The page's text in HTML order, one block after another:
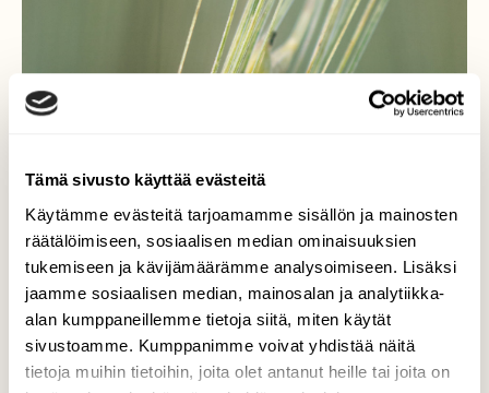
Tämä sivusto käyttää evästeitä
Käytämme evästeitä tarjoamamme sisällön ja mainosten
räätälöimiseen, sosiaalisen median ominaisuuksien
tukemiseen ja kävijämäärämme analysoimiseen. Lisäksi
jaamme sosiaalisen median, mainosalan ja analytiikka-
alan kumppaneillemme tietoja siitä, miten käytät
sivustoamme. Kumppanimme voivat yhdistää näitä
tietoja muihin tietoihin, joita olet antanut heille tai joita on